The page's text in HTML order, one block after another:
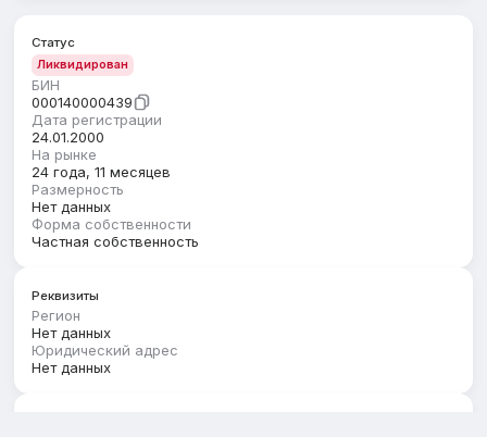
Статус
Ликвидирован
БИН
000140000439
Дата регистрации
24.01.2000
На рынке
24 года, 11 месяцев
Размерность
Нет данных
Форма собственности
Частная собственность
Реквизиты
Регион
Нет данных
Юридический адрес
Нет данных